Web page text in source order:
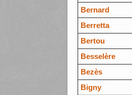
Bernard
Berretta
Bertou
Besselère
Bezès
Bigny